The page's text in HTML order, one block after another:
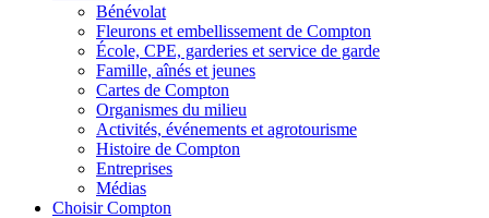
Bénévolat
Fleurons et embellissement de Compton
École, CPE, garderies et service de garde
Famille, aînés et jeunes
Cartes de Compton
Organismes du milieu
Activités, événements et agrotourisme
Histoire de Compton
Entreprises
Médias
Choisir Compton